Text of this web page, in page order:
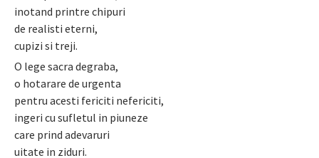
inotand printre chipuri
de realisti eterni,
cupizi si treji.
O lege sacra degraba,
o hotarare de urgenta
pentru acesti fericiti nefericiti,
ingeri cu sufletul in piuneze
care prind adevaruri
uitate in ziduri.